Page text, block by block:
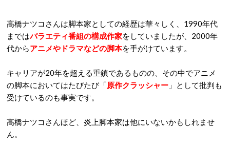
高橋ナツコさんは脚本家としての経歴は華々しく、1990年代
まではバラエティ番組の構成作家をしていましたが、2000年
代からアニメやドラマなどの脚本を手がけています。
キャリアが20年を超える重鎮であるものの、その中でアニメ
の脚本においてはたびたび「原作クラッシャー 」として批判も
受けているのも事実です。
高橋ナツコさんほど、炎上脚本家は他にいないかもしれませ
ん。